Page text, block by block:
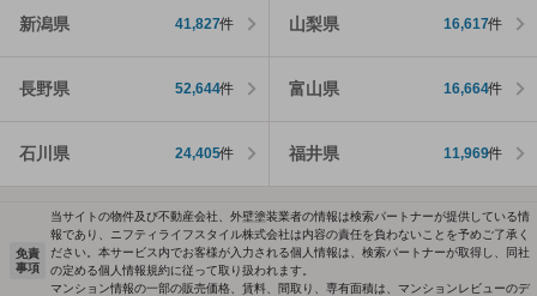
新潟県 41,827件 山梨県 16,617件
長野県 52,644件 富山県 16,664件
石川県 24,405件 福井県 11,969件
免責
事項
当サイトの物件及び不動産会社、外壁塗装業者の情報は検索パートナーが提供している情
報であり、ニフティライフスタイル株式会社は内容の責任を負わないことを予めご了承く
ださい。本サービス内でお客様が入力される個人情報は、検索パートナーが取得し、同社
の定める個人情報規約に従って取り扱われます。
マンション情報の一部の販売価格、賃料、間取り、専有面積は、マンションレビューのデ